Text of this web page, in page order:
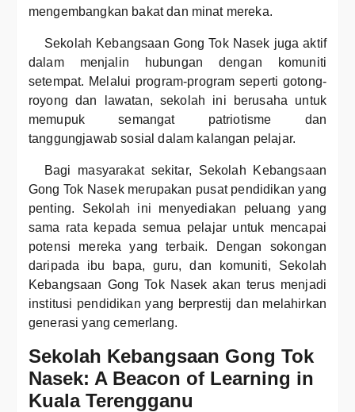
mengembangkan bakat dan minat mereka.
Sekolah Kebangsaan Gong Tok Nasek juga aktif
dalam menjalin hubungan dengan komuniti
setempat. Melalui program-program seperti gotong-
royong dan lawatan, sekolah ini berusaha untuk
memupuk semangat patriotisme dan
tanggungjawab sosial dalam kalangan pelajar.
Bagi masyarakat sekitar, Sekolah Kebangsaan
Gong Tok Nasek merupakan pusat pendidikan yang
penting. Sekolah ini menyediakan peluang yang
sama rata kepada semua pelajar untuk mencapai
potensi mereka yang terbaik. Dengan sokongan
daripada ibu bapa, guru, dan komuniti, Sekolah
Kebangsaan Gong Tok Nasek akan terus menjadi
institusi pendidikan yang berprestij dan melahirkan
generasi yang cemerlang.
Sekolah Kebangsaan Gong Tok
Nasek: A Beacon of Learning in
Kuala Terengganu